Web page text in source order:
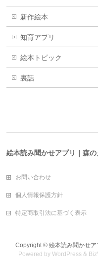
新作絵本
知育アプリ
絵本トピック
裏話
絵本読み聞かせアプリ｜森
お問い合わせ
個人情報保護方針
特定商取引法に基づく表示
Copyright © 絵本読み聞かせ
Powered byWordPress &